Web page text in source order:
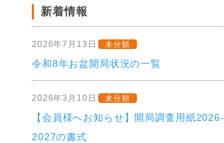
新着情報
2026年7月13日 未分類
令和8年お盆開局状況の一覧
2026年3月10日 未分類
【会員様へお知らせ】開局調査用紙2026-
2027の書式